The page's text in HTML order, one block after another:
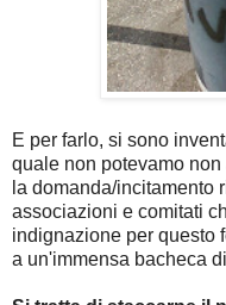
E per farlo, si sono
quale non potevamo non
la domanda/incitamento
associazioni e comitati
indignazione per questo
a un'immensa bacheca